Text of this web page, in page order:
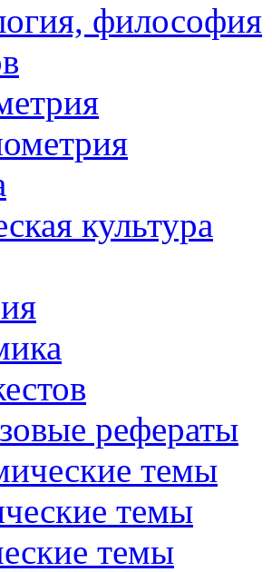
философия
культура
рефераты
темы
темы
темы